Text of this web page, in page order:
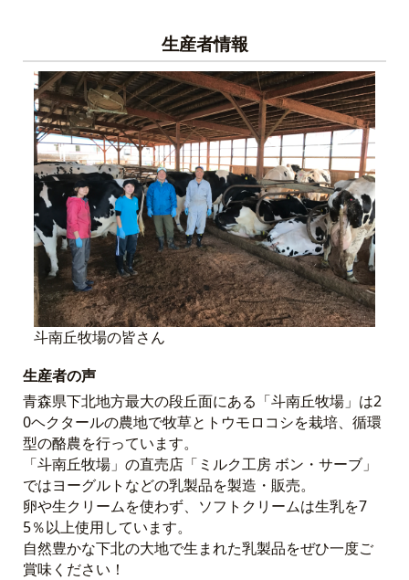
生産者情報
斗南丘牧場の皆さん
生産者の声
青森県下北地方最大の段丘面にある「斗南丘牧場」は2
0ヘクタールの農地で牧草とトウモロコシを栽培、循環
型の酪農を行っています。
「斗南丘牧場」の直売店「ミルク工房 ボン・サーブ」
ではヨーグルトなどの乳製品を製造・販売。
卵や生クリームを使わず、ソフトクリームは生乳を7
5％以上使用しています。
自然豊かな下北の大地で生まれた乳製品をぜひ一度ご
賞味ください！